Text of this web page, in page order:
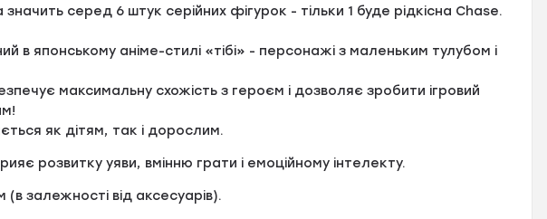
значить серед 6 штук серійних фігурок - тільки 1 буде рідкісна Сhase.
в японському аніме-стилі «тібі» - персонажі з маленьким тулубом і
максимальну схожість з героєм і дозволяє зробити ігровий
як дітям, так і дорослим.
розвитку уяви, вмінню грати і емоційному інтелекту.
залежності від аксесуарів).